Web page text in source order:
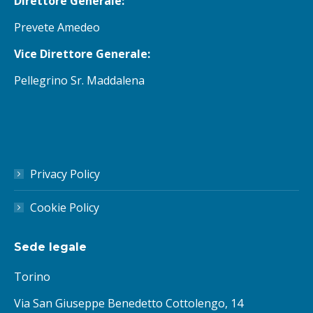
Prevete Amedeo
Vice Direttore Generale:
Pellegrino Sr. Maddalena
Privacy Policy
Cookie Policy
Sede legale
Torino
Via San Giuseppe Benedetto Cottolengo, 14